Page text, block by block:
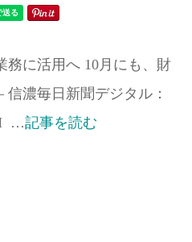
務に活用へ 10月にも、財
濃毎日新聞デジタル：
…記事を読む